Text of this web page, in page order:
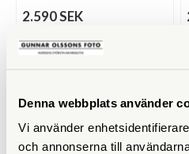
Denna webbplats använder
Vi använder
och annonserna till
2.590 SEK
KÖP